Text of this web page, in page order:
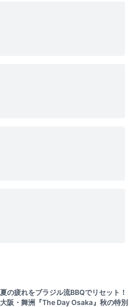
夏の疲れをブラジル流BBQでリセット！
大阪・舞洲『The Day Osaka』秋の特別